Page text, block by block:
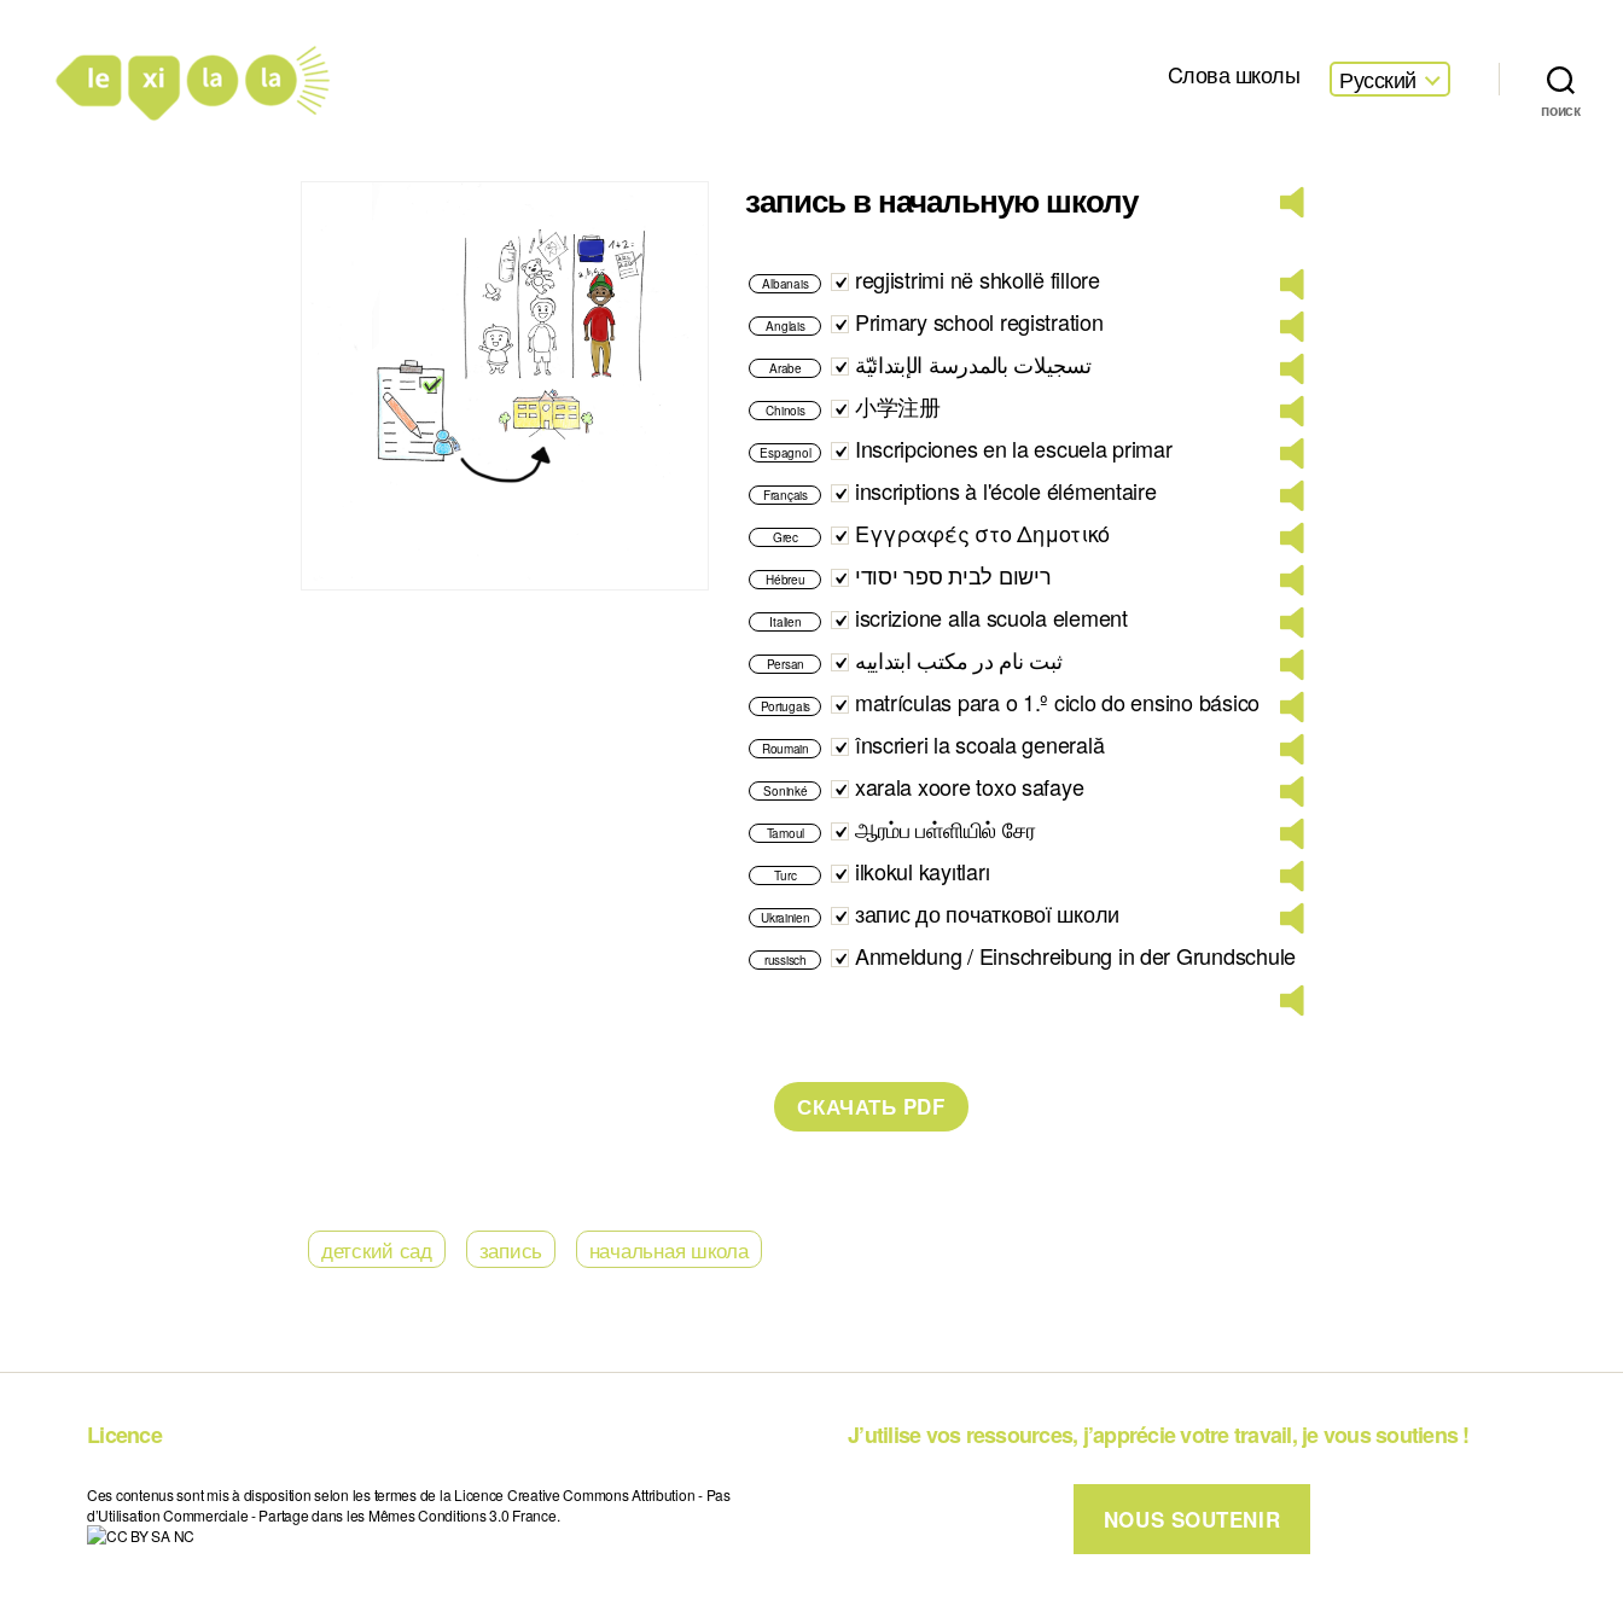
Cлова школы Русский
поиск
запись в начальную школу
Albanais regjistrimi në shkollë fillore
Anglais Primary school registration
Arabe تسجيلات بالمدرسة الإبتدائيّة
Chinois 小学注册
Espagnol Inscripciones en la escuela primar
Français inscriptions à l'école élémentaire
Grec Εγγραφές στο Δημοτικό
Hébreu רישום לבית ספר יסודי
Italien iscrizione alla scuola element
Persan ثبت نام در مکتب ابتداییه
Portugais matrículas para o 1.º ciclo do ensino básico
Roumain înscrieri la scoala generală
Soninké xarala xoore toxo safaye
Tamoul ஆரம்ப பள்ளியில் சேர
Turc ilkokul kayıtları
Ukrainien запис до початкової школи
russisch Anmeldung / Einschreibung in der Grundschule
детский сад запись начальная школа
Licence
Ces contenus sont mis à disposition selon les termes de la Licence Creative Commons Attribution - Pas
d’Utilisation Commerciale - Partage dans les Mêmes Conditions 3.0 France.
J’utilise vos ressources, j’apprécie votre travail, je vous soutiens !
NOUS SOUTENIR